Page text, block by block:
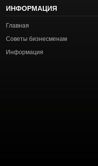
ИНФОРМАЦИЯ
Главная
Советы бизнесменам
Информация